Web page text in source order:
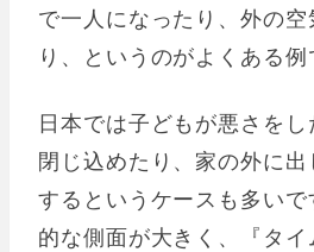
で一人になったり、外の
り、というのがよくある例
日本では子どもが悪さを
閉じ込めたり、家の外に出
するというケースも多い
的な側面が大きく、『タ